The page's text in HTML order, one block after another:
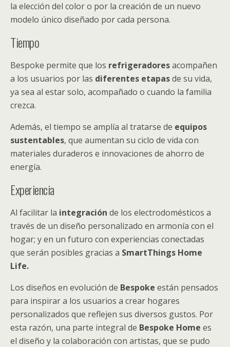
la elección del color o por la creación de un nuevo
modelo único diseñado por cada persona.
Tiempo
Bespoke permite que los refrigeradoresacompañen
a los usuarios por las diferentes etapasde su vida,
ya sea al estar solo, acompañado o cuando la familia
crezca.
Además, el tiempo se amplía al tratarse de equipos
sustentables, que aumentan su ciclo de vida con
materiales duraderos e innovaciones de ahorro de
energía.
Experiencia
Al facilitar la integración de los electrodomésticos a
través de un diseño personalizado en armonía con el
hogar; y en un futuro con experiencias conectadas
que serán posibles gracias a SmartThings Home
Life.
Los diseños en evolución de Bespoke están pensados
para inspirar a los usuarios a crear hogares
personalizados que reflejen sus diversos gustos. Por
esta razón, una parte integral de Bespoke Home es
el diseño y la colaboración con artistas, que se pudo